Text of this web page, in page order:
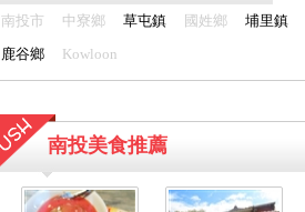
南投市
中寮鄉 草屯鎮 國姓鄉 埔里鎮
鹿谷鄉
Kowloon
南投美食推薦